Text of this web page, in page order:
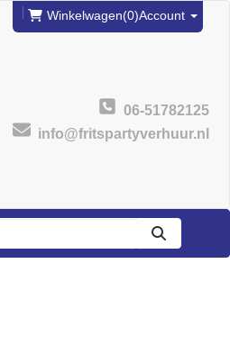
Winkelwagen(0)Account
06-51782125
info@fritspartyverhuur.nl
zoeken